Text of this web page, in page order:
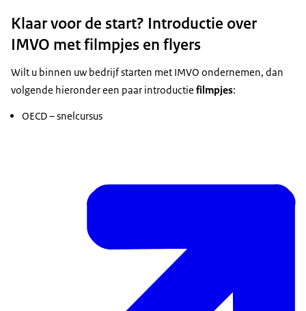
Klaar voor de start? Introductie over
IMVO met filmpjes en flyers
Wilt u binnen uw bedrijf starten met IMVO ondernemen, dan
volgende hieronder een paar introductie filmpjes:
OECD – snelcursus